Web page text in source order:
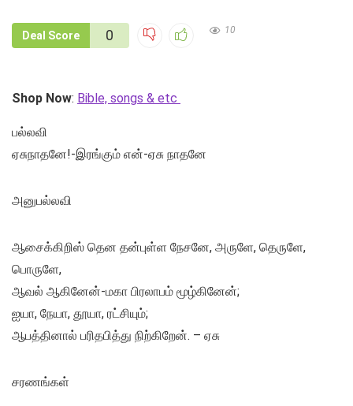
Deal Score 0 10
Shop Now: Bible, songs & etc
பல்லவி
ஏசுநாதனே!-இரங்கும் என்-ஏசு நாதனே
அனுபல்லவி
ஆசைக்கிறிஸ் தென தன்புள்ள நேசனே, அருளே, தெருளே,
பொருளே,
ஆவல் ஆகினேன்-மகா பிரலாபம் மூழ்கினேன்;
ஐயா, நேயா, தூயா, ரட்சியும்;
ஆபத்தினால் பரிதபித்து நிற்கிறேன். – ஏசு
சரணங்கள்